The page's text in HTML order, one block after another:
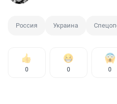
Россия Украина
0 0 0